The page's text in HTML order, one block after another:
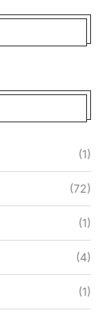
(1)
(72)
(1)
(4)
(1)